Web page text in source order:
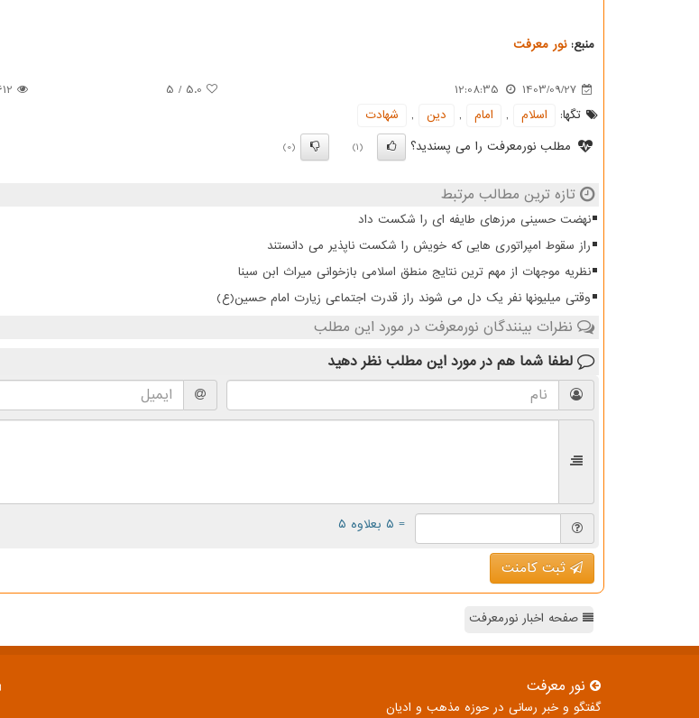
منبع:نور معرفت
1403/09/27
12:08:35
5.0
/
5
تگها:
اسلام , امام , دین ,
شهادت
مطلب نورمعرفت را می پسندید؟
(1)
(0)
تازه ترین مطالب مرتبط
نهضت حسینی مرزهای طایفه ای را شکست داد
راز سقوط امپراتوری هایی که خویش را شکست ناپذیر می دانستند
نظریه موجهات از مهم ترین نتایج منطق اسلامی بازخوانی میراث ابن سینا
وقتی میلیونها نفر یک دل می شوند راز قدرت اجتماعی زیارت امام حسین(ع)
نظرات بینندگان نورمعرفت در مورد این مطلب
لطفا شما هم در مورد این مطلب نظر دهید
= ۵ بعلاوه ۵
ثبت کامنت
صفحه اخبار نورمعرفت
نور معرفت
گفتگو و خبر رسانی در حوزه مذهب و ادیان